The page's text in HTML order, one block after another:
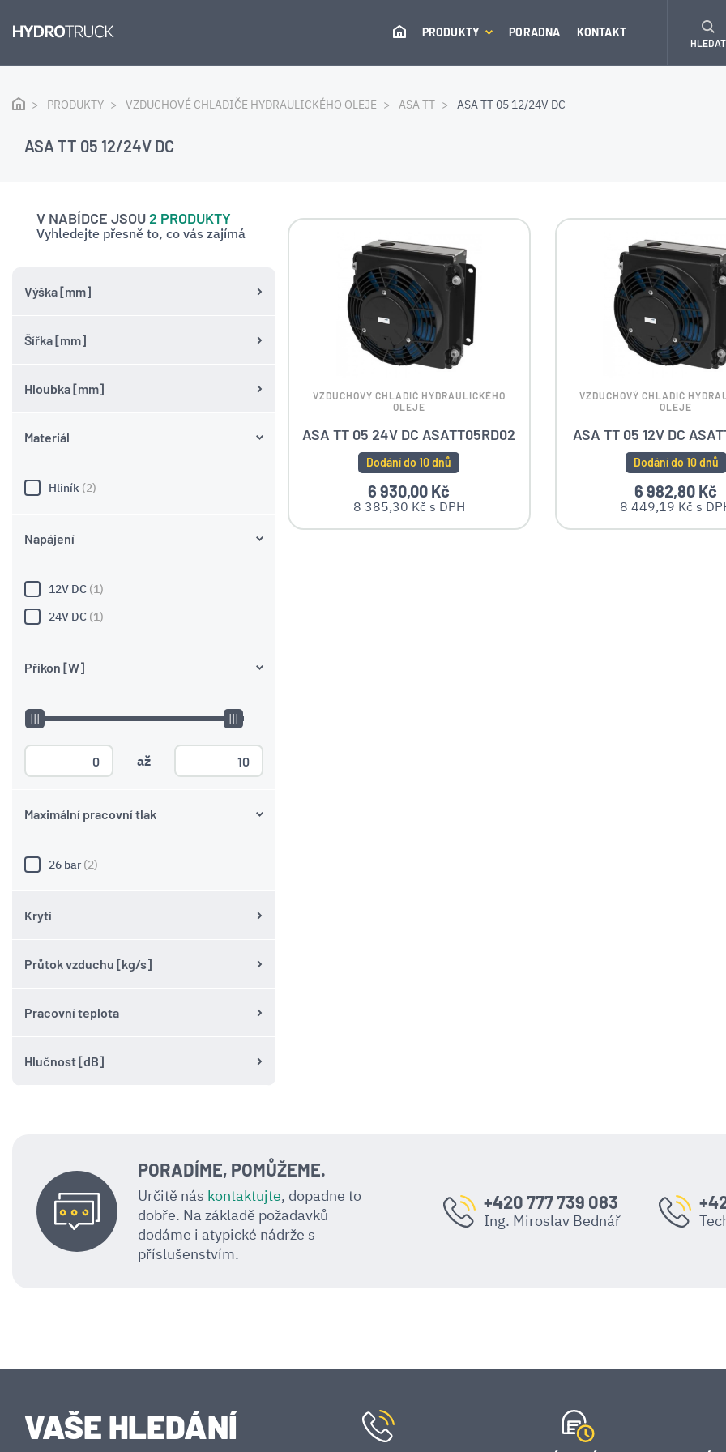
PRODUKTY PORADNA KONTAKT
HLEDAT
PRODUKTY VZDUCHOVÉ CHLADIČE HYDRAULICKÉHO OLEJE ASA TT ASA TT 05 12/24V DC
ASA TT 05 12/24V DC
V NABÍDCE JSOU2 PRODUKTY
Vyhledejte přesně to, co vás zajímá
Výška [mm]
Šířka [mm]
Hloubka [mm]
Materiál
Hliník (2)
Napájení
12V DC (1)
24V DC (1)
Příkon [W]
až
Maximální pracovní tlak
26 bar (2)
Krytí
Průtok vzduchu [kg/s]
Pracovní teplota
Hlučnost [dB]
VZDUCHOVÝ CHLADIČ HYDRAULICKÉHO
OLEJE
ASA TT 05 24V DC ASATT05RD02
Dodání do 10 dnů
6 930,00 Kč
8 385,30 Kč s DPH
VZDUCHOVÝ CHLADIČ
OLEJE
ASA TT 05 12V DC
Dodání do 10 dnů
6 982,80 Kč
8 449,19 Kč s
PORADÍME, POMŮŽEME.
Určitě nás kontaktujte, dopadne to
dobře. Na základě požadavků
dodáme i atypické nádrže s
příslušenstvím.
+420 777 739 083
Ing. Miroslav Bednář
VAŠE HLEDÁNÍ